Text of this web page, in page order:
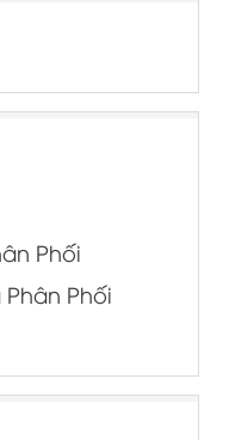
Phối
Phối